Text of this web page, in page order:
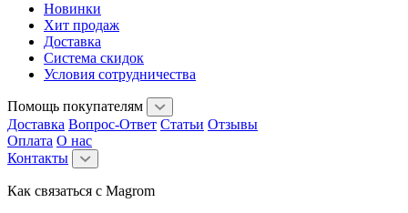
Новинки
Хит продаж
Доставка
Система скидок
Условия сотрудничества
Помощь покупателям
Доставка Вопрос-Ответ Статьи Отзывы
Оплата О нас
Контакты
Как связаться с Magrom